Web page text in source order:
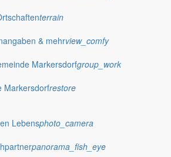
terrain
& mehrview_comfy
Markersdorfgroup_work
Markersdorfrestore
Lebensphoto_camera
panorama_fish_eye